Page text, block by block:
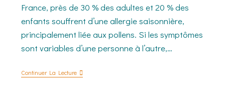
France, près de 30 % des adultes et 20 % des
enfants souffrent d’une allergie saisonnière,
principalement liée aux pollens. Si les symptômes
sont variables d’une personne à l’autre,…
Continuer La Lecture